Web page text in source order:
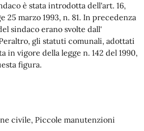
è stata introdotta dell'art. 16,
25 marzo 1993, n. 81. In precedenza
sindaco erano svolte dall'
gli statuti comunali, adottati
in vigore della legge n. 142 del 1990,
figura.
civile, Piccole manutenzioni